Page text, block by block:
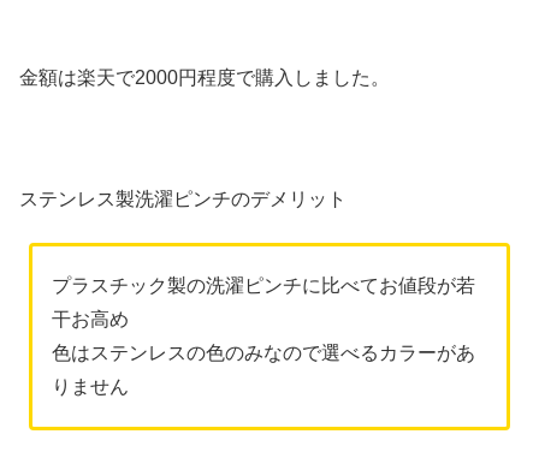
金額は楽天で2000円程度で購入しました。
ステンレス製洗濯ピンチのデメリット
プラスチック製の洗濯ピンチに比べてお値段が若
干お高め
色はステンレスの色のみなので選べるカラーがあ
りません